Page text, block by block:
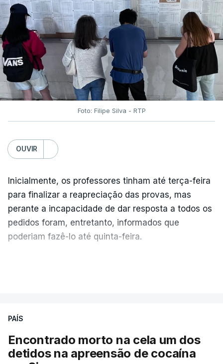
Foto: Filipe Silva - RTP
OUVIR
Inicialmente, os professores tinham até terça-feira
para finalizar a reapreciação das provas, mas
perante a incapacidade de dar resposta a todos os
pedidos foram, entretanto, informados que
poderiam fazê-lo até quinta-feira.
No domingo, estavam concluídos cerca de 50 por
cento dos mais de 20 mil pedidos de reapreciação,
mas Cristina Mota, porta-voz da Missão Escola
Pública, tem dúvidas de que o processo esteja
PAÍS
Encontrado morto na cela um dos
detidos na apreensão de cocaína